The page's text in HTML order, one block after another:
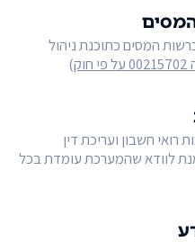
המסים כתוכנת ניהול
)
רואי חשבון ועריכת דין
לוודא שהמערכת עומדת בכל